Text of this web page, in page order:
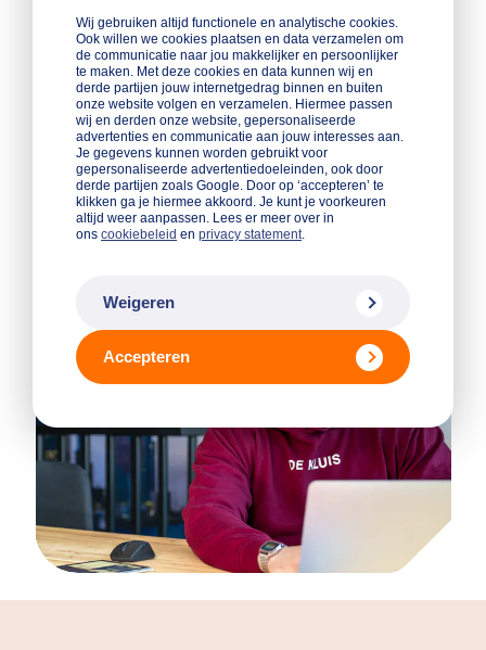
Wij gebruiken altijd functionele en analytische cookies.
Ook willen we cookies plaatsen en data verzamelen om
de communicatie naar jou makkelijker en persoonlijker
te maken. Met deze cookies en data kunnen wij en
derde partijen jouw internetgedrag binnen en buiten
onze website volgen en verzamelen. Hiermee passen
wij en derden onze website, gepersonaliseerde
advertenties en communicatie aan jouw interesses aan.
Je gegevens kunnen worden gebruikt voor
gepersonaliseerde advertentiedoeleinden, ook door
derde partijen zoals Google. Door op ‘accepteren’ te
klikken ga je hiermee akkoord. Je kunt je voorkeuren
altijd weer aanpassen. Lees er meer over in
ons cookiebeleid en privacy statement.
Weigeren
Accepteren
Iemand die zelf ook ondernemer is geweest.
Wil je groeien met je bedrijf, maar weet je niet hoe?
Lees dan eens deze tips:Groeien als bedrijf in 6
stappenen zet je groeiplannen op papier.